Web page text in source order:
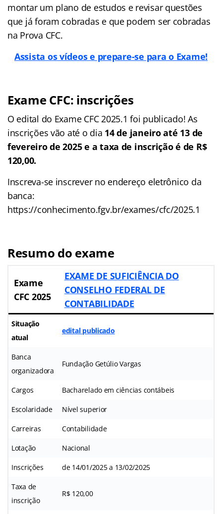
montar um plano de estudos e revisar questões
que já foram cobradas e que podem ser cobradas
na Prova CFC.
Assista os vídeos e prepare-se para o Exame!
Exame CFC: inscrições
O edital do Exame CFC 2025.1 foi publicado! As
inscrições vão até o dia 14 de janeiro até 13 de
fevereiro de 2025 e a taxa de inscrição é de R$
120,00.
Inscreva-se inscrever no endereço eletrônico da
banca:
https://conhecimento.fgv.br/exames/cfc/2025.1
Resumo do exame
Exame
CFC 2025
EXAME DE SUFICIÊNCIA DO
CONSELHO FEDERAL DE
CONTABILIDADE
Situação
atual
edital publicado
Banca
organizadora
Fundação Getúlio Vargas
Cargos Bacharelado em ciências contábeis
Escolaridade Nível superior
Carreiras Contabilidade
Lotação Nacional
Inscrições de 14/01/2025 a 13/02/2025
Taxa de
inscrição
R$ 120,00